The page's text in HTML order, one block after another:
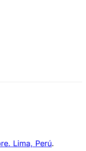
Lima, Perú.